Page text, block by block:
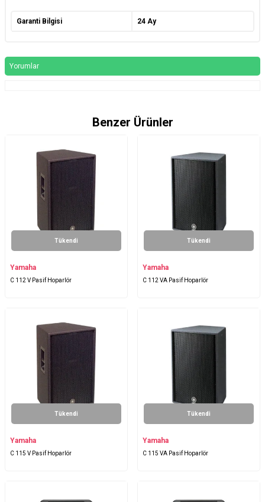
Garanti Bilgisi 24 Ay
Yorumlar
Benzer Ürünler
Tükendi
Yamaha
C 112 V Pasif Hoparlör
Tükendi
Yamaha
C 112 VA Pasif Hoparlör
Tükendi
Yamaha
C 115 V Pasif Hoparlör
Tükendi
Yamaha
C 115 VA Pasif Hoparlör